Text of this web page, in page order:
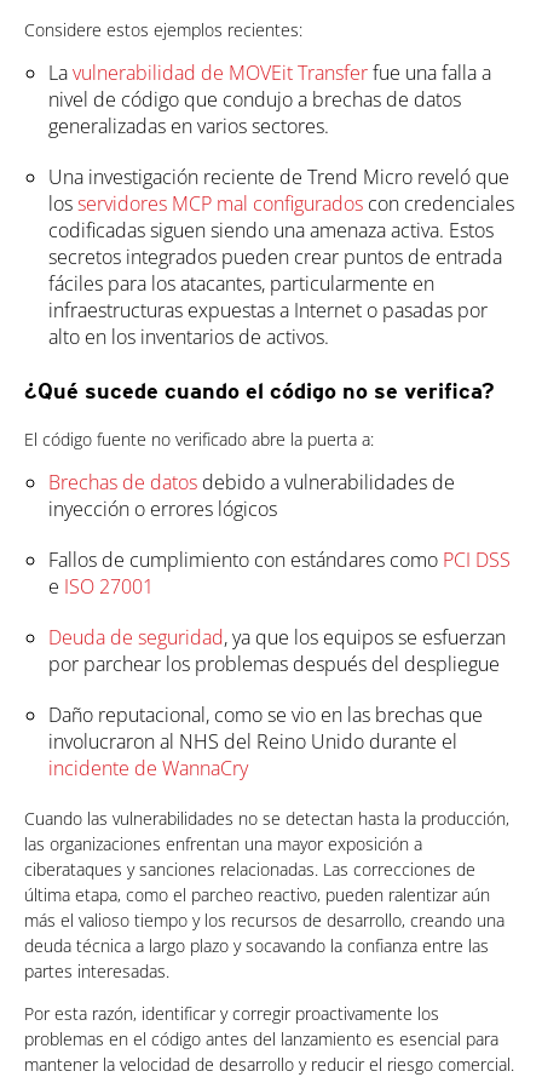
Considere estos ejemplos recientes:
Lavulnerabilidad de MOVEit Transferfue una falla a
nivel de código que condujo a brechas de datos
generalizadas en varios sectores.
Una investigación reciente de Trend Micro reveló que
losservidores MCP mal configurados
News Article
con credenciales
codificadas siguen siendo una amenaza activa. Estos
secretos integrados pueden crear puntos de entrada
fáciles para los atacantes, particularmente en
infraestructuras expuestas a Internet o pasadas por
alto en los inventarios de activos.
¿Qué sucede cuando el código no se verifica?
El código fuente no verificado abre la puerta a:
Brechas de datos debido a vulnerabilidades de
inyección o errores lógicos
Fallos de cumplimiento con estándares como PCI DSS
e ISO 27001
Deuda de seguridad, ya que los equipos se esfuerzan
por parchear los problemas después del despliegue
Daño reputacional, como se vio en las brechas que
involucraron al NHS del Reino Unido durante el
incidente de WannaCry
Cuando las vulnerabilidades no se detectan hasta la producción,
las organizaciones enfrentan una mayor exposición a
ciberataques y sanciones relacionadas. Las correcciones de
última etapa, como el parcheo reactivo, pueden ralentizar aún
más el valioso tiempo y los recursos de desarrollo, creando una
deuda técnica a largo plazo y socavando la confianza entre las
partes interesadas.
Por esta razón, identificar y corregir proactivamente los
problemas en el código antes del lanzamiento es esencial para
mantener la velocidad de desarrollo y reducir el riesgo comercial.